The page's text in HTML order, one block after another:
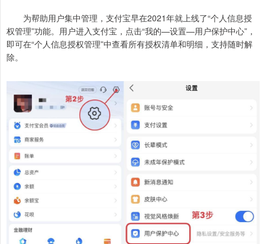
为帮助用户集中管理，支付宝早在2021年就上线了“个人信息授
权管理”功能。用户进入支付宝，点击“我的—设置—用户保护中心”，
即可在“个人信息授权管理”中查看所有授权清单和明细，支持随时解
除。